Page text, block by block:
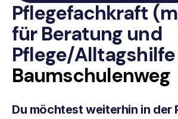
Pflegefachkraft
für Beratung und
Pflege/Alltagshilfe
Baumschulenweg
Du möchtest weiterhin in der